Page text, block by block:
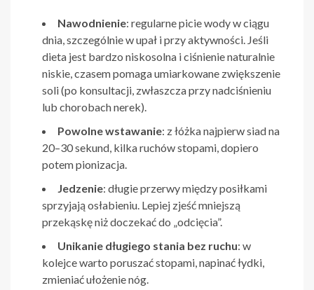
Nawodnienie: regularne picie wody w ciągu
dnia, szczególnie w upał i przy aktywności. Jeśli
dieta jest bardzo niskosolna i ciśnienie naturalnie
niskie, czasem pomaga umiarkowane zwiększenie
soli (po konsultacji, zwłaszcza przy nadciśnieniu
lub chorobach nerek).
Powolne wstawanie: z łóżka najpierw siad na
20–30 sekund, kilka ruchów stopami, dopiero
potem pionizacja.
Jedzenie: długie przerwy między posiłkami
sprzyjają osłabieniu. Lepiej zjeść mniejszą
przekąskę niż doczekać do „odcięcia”.
Unikanie długiego stania bez ruchu: w
kolejce warto poruszać stopami, napinać łydki,
zmieniać ułożenie nóg.